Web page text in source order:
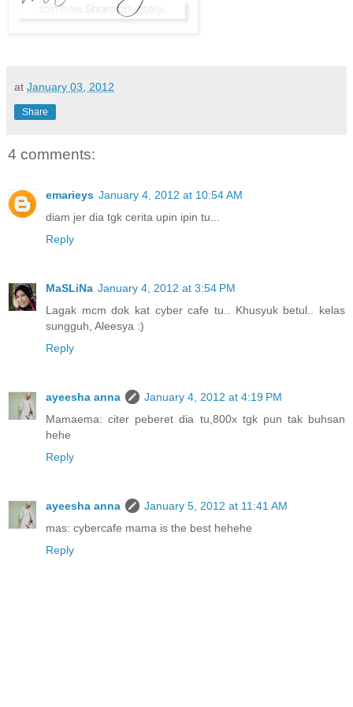
at January 03, 2012
Share
4 comments:
emarieys January 4, 2012 at 10:54 AM
diam jer dia tgk cerita upin ipin tu...
Reply
MaSLiNa January 4, 2012 at 3:54 PM
Lagak mcm dok kat cyber cafe tu.. Khusyuk betul.. kelas
sungguh, Aleesya :)
Reply
ayeesha anna
January 4, 2012 at 4:19 PM
Mamaema: citer peberet dia tu,800x tgk pun tak buhsan
hehe
Reply
ayeesha anna
January 5, 2012 at 11:41 AM
mas: cybercafe mama is the best hehehe
Reply